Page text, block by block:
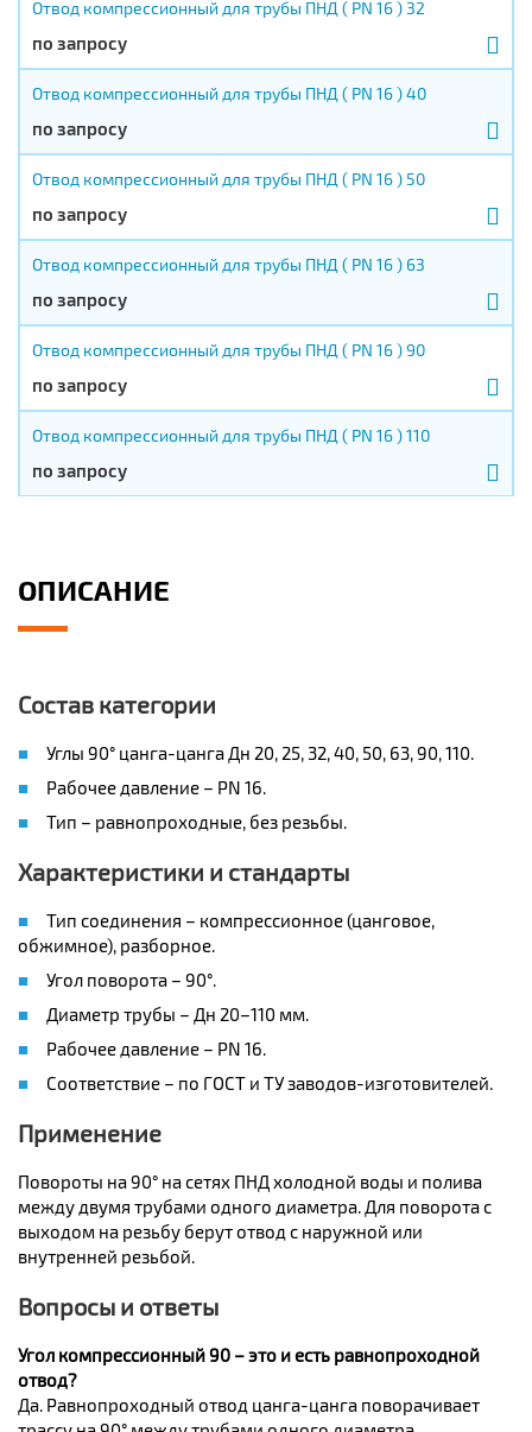
Отвод компрессионный для трубы ПНД ( PN 16 ) 32
по запросу
Отвод компрессионный для трубы ПНД ( PN 16 ) 40
по запросу
Отвод компрессионный для трубы ПНД ( PN 16 ) 50
по запросу
Отвод компрессионный для трубы ПНД ( PN 16 ) 63
по запросу
Отвод компрессионный для трубы ПНД ( PN 16 ) 90
по запросу
Отвод компрессионный для трубы ПНД ( PN 16 ) 110
по запросу
ОПИСАНИЕ
Состав категории
Углы 90° цанга-цанга Дн 20, 25, 32, 40, 50, 63, 90, 110.
Рабочее давление – PN 16.
Тип – равнопроходные, без резьбы.
Характеристики и стандарты
Тип соединения – компрессионное (цанговое,
обжимное), разборное.
Угол поворота – 90°.
Диаметр трубы – Дн 20–110 мм.
Рабочее давление – PN 16.
Соответствие – по ГОСТ и ТУ заводов-изготовителей.
Применение
Повороты на 90° на сетях ПНД холодной воды и полива
между двумя трубами одного диаметра. Для поворота с
выходом на резьбу берут отвод с наружной или
внутренней резьбой.
Вопросы и ответы
Угол компрессионный 90 – это и есть равнопроходной
отвод?
Да. Равнопроходный отвод цанга-цанга поворачивает